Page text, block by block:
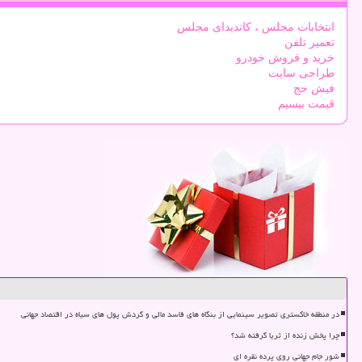
انتخابات مجلس ، کاندیدای مجلس
تعمیر تلفن
خرید و فروش خودرو
طراحی سایت
فیش حج
قیمت بیسیم
در منطقه خاکستری تصویر سینمایی از بنگاه های فاسد مالی و گردش پول های سیاه در اقتصاد جهانی
چرا پخش زنده از ثریا گرفته شد؟
شور جام جهانی روی پرده نقره ای